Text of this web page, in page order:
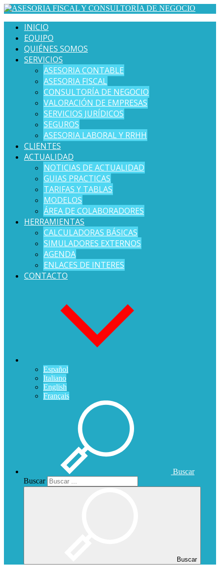
INICIO
EQUIPO
QUIÉNES SOMOS
SERVICIOS
ASESORIA CONTABLE
ASESORIA FISCAL
CONSULTORÍA DE NEGOCIO
VALORACIÓN DE EMPRESAS
SERVICIOS JURÍDICOS
SEGUROS
ASESORIA LABORAL Y RRHH
CLIENTES
ACTUALIDAD
NOTICIAS DE ACTUALIDAD
GUIAS PRACTICAS
TARIFAS Y TABLAS
MODELOS
ÁREA DE COLABORADORES
HERRAMIENTAS
CALCULADORAS BÁSICAS
SIMULADORES EXTERNOS
AGENDA
ENLACES DE INTERES
CONTACTO
Español
Italiano
English
Français
Buscar
Buscar
Buscar